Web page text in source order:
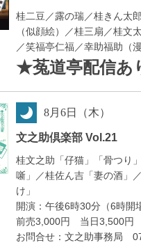
桂二豆／露の瑞／桂きん太
（似顔絵）／桂三扇／桂文
／笑福亭仁福／幸助福助（
★菟道亭配信あ
8月6日（木）
文之助倶楽部 Vol.21
桂文之助「仔猫」「骨つり
噺」／桂佐ん吉「妻の酒」
け」
開演：午後6時30分（6時開
前売3,000円 当日3,500円
お問合せ：文之助事務局